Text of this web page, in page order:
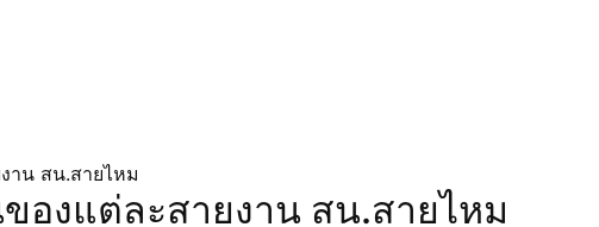
องแต่ละสายงาน สน.สายไหม